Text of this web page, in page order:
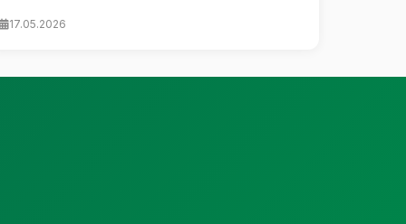
17.05.2026